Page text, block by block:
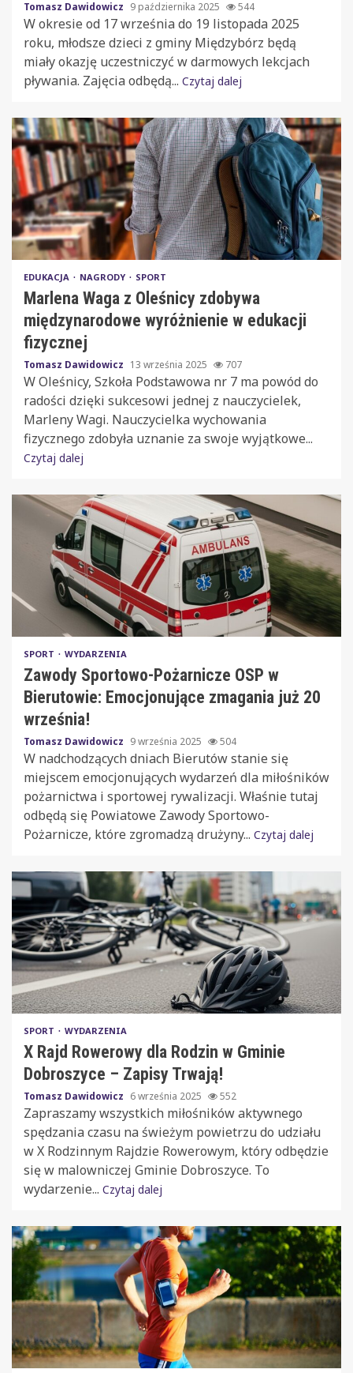
Tomasz Dawidowicz 9 października 2025 544
W okresie od 17 września do 19 listopada 2025
roku, młodsze dzieci z gminy Międzybórz będą
miały okazję uczestniczyć w darmowych lekcjach
pływania. Zajęcia odbędą... Czytaj dalej
EDUKACJA NAGRODY SPORT
Marlena Waga z Oleśnicy zdobywa
międzynarodowe wyróżnienie w edukacji
fizycznej
Tomasz Dawidowicz 13 września 2025 707
W Oleśnicy, Szkoła Podstawowa nr 7 ma powód do
radości dzięki sukcesowi jednej z nauczycielek,
Marleny Wagi. Nauczycielka wychowania
fizycznego zdobyła uznanie za swoje wyjątkowe...
Czytaj dalej
SPORT WYDARZENIA
Zawody Sportowo-Pożarnicze OSP w
Bierutowie: Emocjonujące zmagania już 20
września!
Tomasz Dawidowicz 9 września 2025 504
W nadchodzących dniach Bierutów stanie się
miejscem emocjonujących wydarzeń dla miłośników
pożarnictwa i sportowej rywalizacji. Właśnie tutaj
odbędą się Powiatowe Zawody Sportowo-
Pożarnicze, które zgromadzą drużyny... Czytaj dalej
SPORT WYDARZENIA
X Rajd Rowerowy dla Rodzin w Gminie
Dobroszyce – Zapisy Trwają!
Tomasz Dawidowicz 6 września 2025 552
Zapraszamy wszystkich miłośników aktywnego
spędzania czasu na świeżym powietrzu do udziału
w X Rodzinnym Rajdzie Rowerowym, który odbędzie
się w malowniczej Gminie Dobroszyce. To
wydarzenie... Czytaj dalej